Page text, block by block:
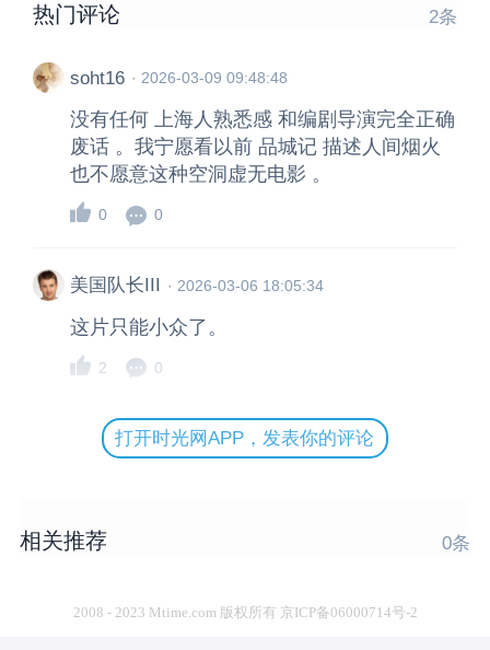
热门评论 2条
soht16 · 2026-03-09 09:48:48
没有任何 上海人熟悉感 和编剧导演完全正确
废话 。我宁愿看以前 品城记 描述人间烟火
也不愿意这种空洞虚无电影 。
0 0
美国队长III · 2026-03-06 18:05:34
这片只能小众了。
2 0
打开时光网APP，发表你的评论
相关推荐 0条
2008 - 2023 Mtime.com 版权所有 京ICP备06000714号-2